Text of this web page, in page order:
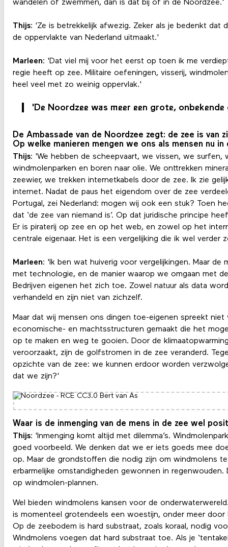
wandelen of zwemmen, dan is dat bij of in de Noordzee.'
Thijs: 'Ze is betrekkelijk afwezig. Zeker als je bedenkt dat
de oppervlakte van Nederland uitmaakt.'
Marleen: 'Dat viel mij voor het eerst op toen ik me
regie heeft op zee. Militaire oefeningen, visserij,
heel veel met zo weinig oppervlak.'
'De Noordzee was meer een grote,
De Ambassade van de Noordzee zegt: de zee is van
Op welke manieren mengen we ons als mensen nu in
Thijs: 'We hebben de scheepvaart, we vissen, we surfen,
windmolenparken en boren naar olie. We onttrekken
zeewier, we trekken internetkabels door de zee. Ik zie
internet. Nadat de paus het eigendom over de zee
Portugal, zei Nederland: mogen wij ook een stuk? Toen
dat ‘de zee van niemand is’. Op dat juridische principe
Er is piraterij op zee en op het web, en zowel op het
centrale eigenaar. Het is een vergelijking die ik wel verder
Marleen: 'Ik ben wat huiverig voor vergelijkingen. Maar de
met technologie, en de manier waarop we omgaan met de
Bedrijven eigenen het zich toe. Zowel natuur als data
verhandeld en zijn niet van zichzelf.
Maar dat wij mensen ons dingen toe-eigenen spreekt niet
economische- en machtsstructuren gemaakt die het
op te maken en weg te gooien. Door de
veroorzaakt, zijn de golfstromen in de zee veranderd.
opzichte van de zee: we kunnen erdoor worden
dat we zijn?'
Waar is de inmenging van de mens in de zee wel
Thijs: 'Inmenging komt altijd met dilemma’s.
goed voorbeeld. We denken dat we er iets goeds mee
op. Maar de grondstoffen die nodig zijn om windmolens
erbarmelijke omstandigheden gewonnen in regenwouden.
op windmolen-plannen.
Wel bieden windmolens kansen voor de
is momenteel grotendeels een woestijn, onder meer
Op de zeebodem is hard substraat, zoals koraal, nodig
Windmolens voegen dat hard substraat toe. Als je